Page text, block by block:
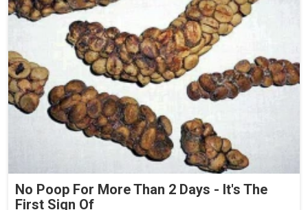
No Poop For More Than 2 Days - It's The
First Sign Of